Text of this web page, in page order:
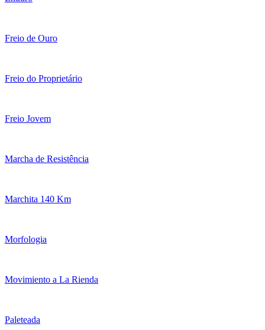
Freio de Ouro
Freio do Proprietário
Freio Jovem
Marcha de Resistência
Marchita 140 Km
Morfologia
Movimiento a La Rienda
Paleteada